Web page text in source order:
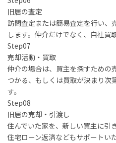
旧居の査定
訪問査定または簡易査定を行い、
します。仲介だけでなく、自社買
Step07
売却活動・買取
仲介の場合は、買主を探すための
つかる、もしくは買取が決まり次
す。
Step08
旧居の売却・引渡し
住んでいた家を、新しい買主に引
住宅ローン返済などもサポートい